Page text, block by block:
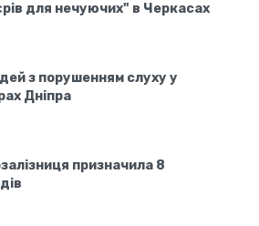
для нечуючих" в Черкасах
з порушенням слуху у
Дніпра
призначила 8